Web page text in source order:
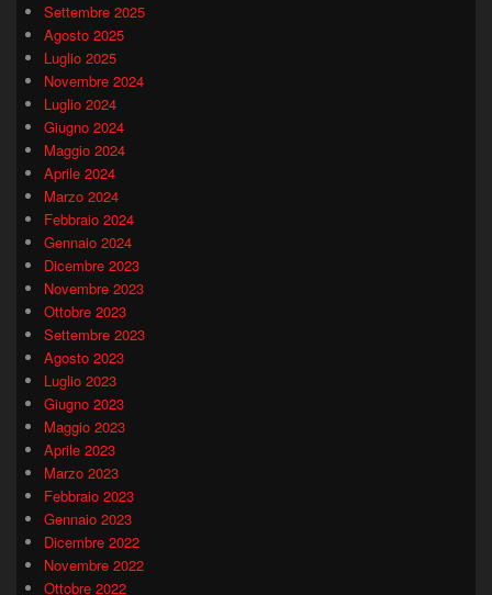
Settembre 2025
Agosto 2025
Luglio 2025
Novembre 2024
Luglio 2024
Giugno 2024
Maggio 2024
Aprile 2024
Marzo 2024
Febbraio 2024
Gennaio 2024
Dicembre 2023
Novembre 2023
Ottobre 2023
Settembre 2023
Agosto 2023
Luglio 2023
Giugno 2023
Maggio 2023
Aprile 2023
Marzo 2023
Febbraio 2023
Gennaio 2023
Dicembre 2022
Novembre 2022
Ottobre 2022